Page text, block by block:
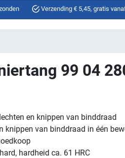
Verzending € 5,45, gratis
99 04
en knippen van binddraad
knippen van binddraad in één
hardheid ca. 61 HRC